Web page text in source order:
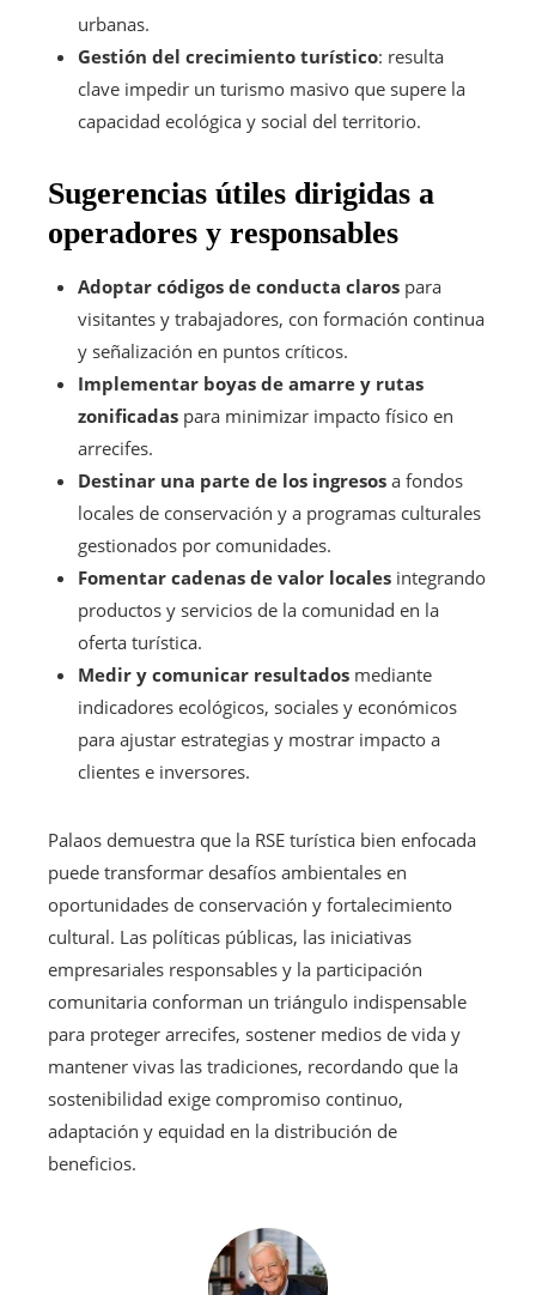
urbanas.
Gestión del crecimiento turístico: resulta
clave impedir un turismo masivo que supere la
capacidad ecológica y social del territorio.
Sugerencias útiles dirigidas a
operadores y responsables
Adoptar códigos de conducta claros para
visitantes y trabajadores, con formación continua
y señalización en puntos críticos.
Implementar boyas de amarre y rutas
zonificadas para minimizar impacto físico en
arrecifes.
Destinar una parte de los ingresos a fondos
locales de conservación y a programas culturales
gestionados por comunidades.
Fomentar cadenas de valor locales integrando
productos y servicios de la comunidad en la
oferta turística.
Medir y comunicar resultados mediante
indicadores ecológicos, sociales y económicos
para ajustar estrategias y mostrar impacto a
clientes e inversores.
Palaos demuestra que la RSE turística bien enfocada
puede transformar desafíos ambientales en
oportunidades de conservación y fortalecimiento
cultural. Las políticas públicas, las iniciativas
empresariales responsables y la participación
comunitaria conforman un triángulo indispensable
para proteger arrecifes, sostener medios de vida y
mantener vivas las tradiciones, recordando que la
sostenibilidad exige compromiso continuo,
adaptación y equidad en la distribución de
beneficios.